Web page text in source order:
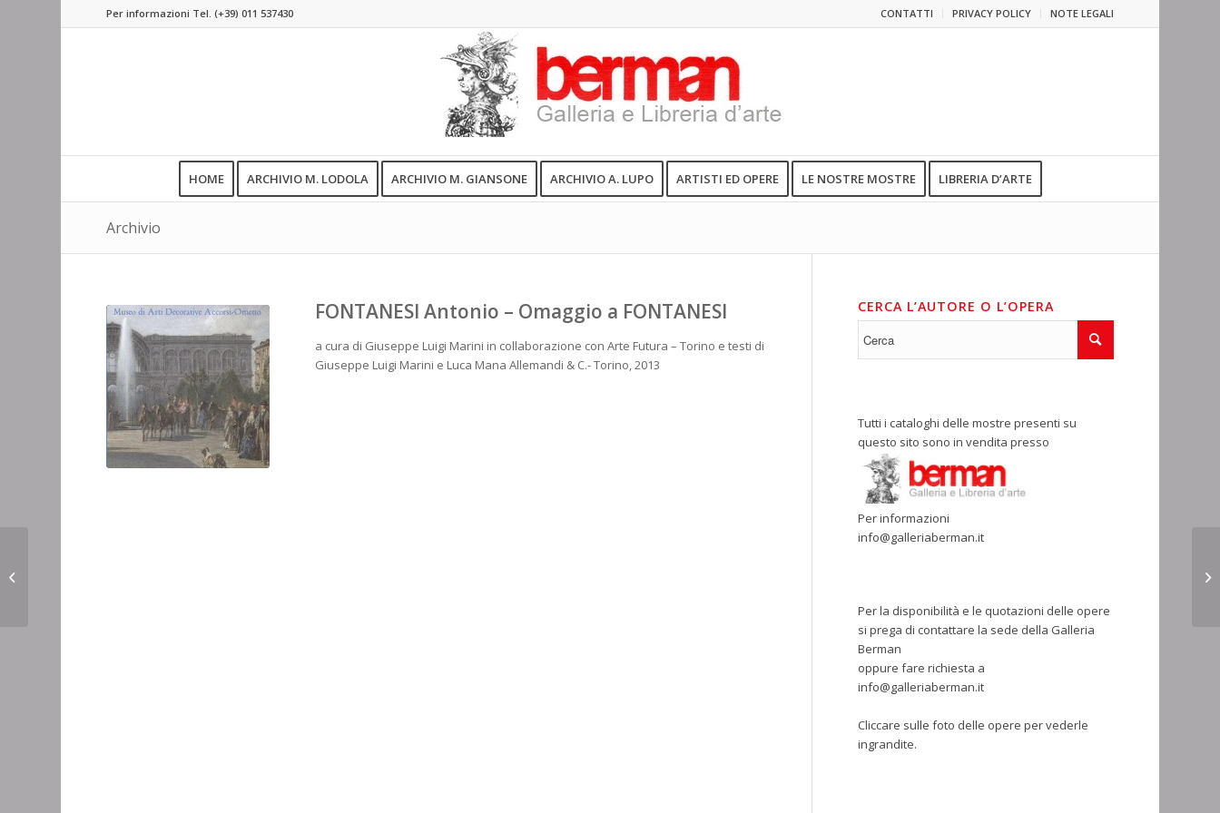
CONTATTI PRIVACY POLICY NOTE LEGALI
Per informazioni Tel.(+39) 011 537430
HOME ARCHIVIO M. LODOLA ARCHIVIO M. GIANSONE ARCHIVIO A. LUPO ARTISTI ED OPERE LE NOSTRE MOSTRE LIBRERIA D’ARTE
Archivio
FONTANESI Antonio – Omaggio a FONTANESI
a cura di Giuseppe Luigi Marini in collaborazione con Arte Futura – Torino e testi di
Giuseppe Luigi Marini e Luca Mana Allemandi & C.- Torino, 2013
CERCA L’AUTORE O L’OPERA
Tutti i cataloghi delle mostre presenti su
questo sito sono in vendita presso
Per informazioni
info@galleriaberman.it
Per la disponibilità e le quotazioni delle opere
si prega di contattare la sede della Galleria
Berman
oppure fare richiesta a
info@galleriaberman.it
Cliccare sulle foto delle opere per vederle
ingrandite.